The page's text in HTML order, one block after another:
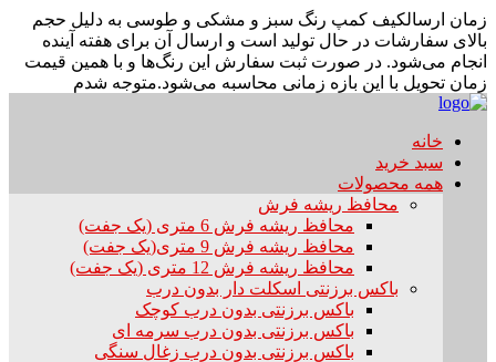
زمان ارسالکیف کمپ رنگ سبز و مشکی و طوسی به دلیل حجم
بالای سفارشات در حال تولید است و ارسال آن برای هفته آینده
انجام می‌شود. در صورت ثبت سفارش این رنگ‌ها و با همین قیمت
زمان تحویل با این بازه زمانی محاسبه می‌شود.متوجه شدم
خانه
سبد خرید
همه محصولات
محافظ ریشه فرش
محافظ ریشه فرش 6 متری (یک جفت)
محافظ ریشه فرش 9 متری(یک جفت)
محافظ ریشه فرش 12 متری (یک جفت)
باکس برزنتی اسکلت دار بدون درب
باکس برزنتی بدون درب کوچک
باکس برزنتی بدون درب سرمه ای
باکس برزنتی بدون درب زغال سنگی